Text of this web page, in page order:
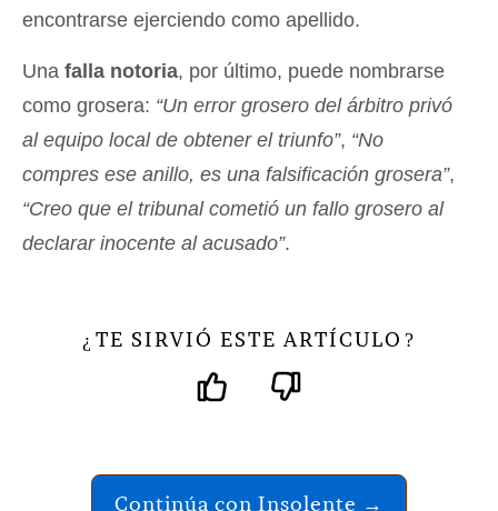
encontrarse ejerciendo como apellido.
Una falla notoria, por último, puede nombrarse
como grosera: “Un error grosero del árbitro privó
al equipo local de obtener el triunfo”, “No
compres ese anillo, es una falsificación grosera”,
“Creo que el tribunal cometió un fallo grosero al
declarar inocente al acusado”.
¿ TE SIRVIÓ ESTE ARTÍCULO ?
Continúa con Insolente →